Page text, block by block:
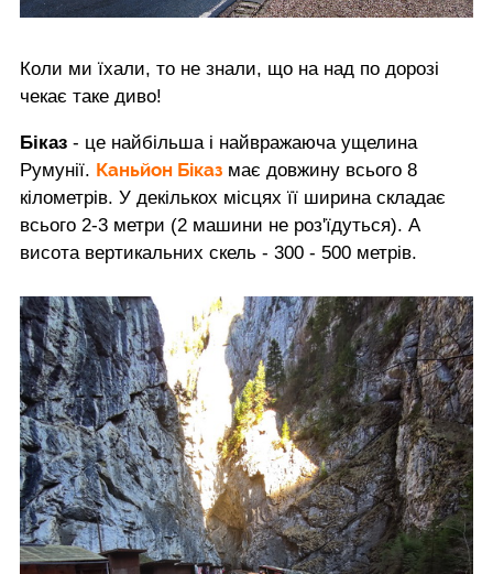
Коли ми їхали, то не знали, що на над по дорозі
чекає таке диво!
Біказ - це найбільша і найвражаюча ущелина
Румунії. Каньйон Біказ має довжину всього 8
кілометрів. У декількох місцях її ширина складає
всього 2-3 метри (2 машини не роз'їдуться). А
висота вертикальних скель - 300 - 500 метрів.